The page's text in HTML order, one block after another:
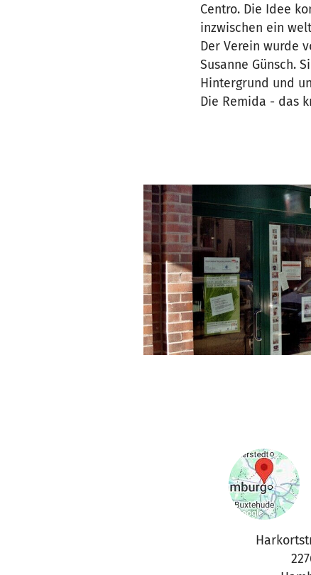
Centro. Die Idee
inzwischen ein
Der Verein wurde
Susanne Günsch.
Hintergrund und
Die Remida - das